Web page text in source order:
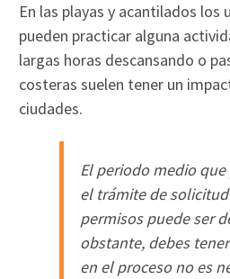
En las playas y acantilados los
pueden practicar alguna
largas horas descansando o
costeras suelen tener un
ciudades.
El periodo medio
el trámite de
permisos puede ser
obstante, debes
en el proceso no es